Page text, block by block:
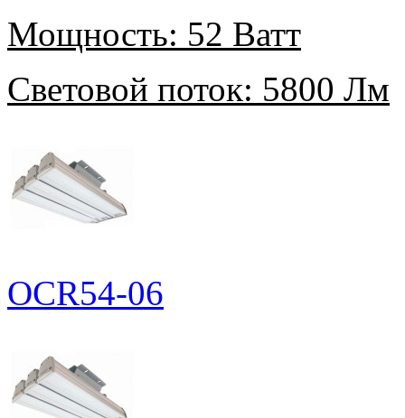
Мощность: 52 Ватт
Световой поток: 5800 Лм
OCR54-06